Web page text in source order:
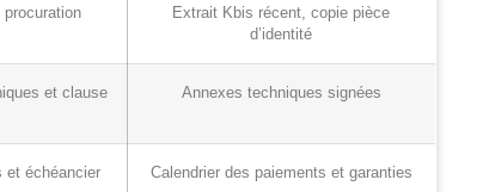
Extrait Kbis récent, copie pièce
d’identité
et clause
Annexes techniques signées
et échéancier Calendrier des paiements et garanties